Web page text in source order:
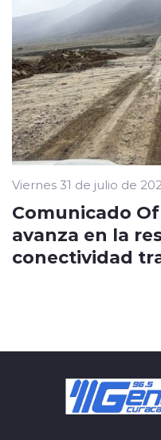
Viernes 31 de julio de
Comunicado
avanza en la
conectividad